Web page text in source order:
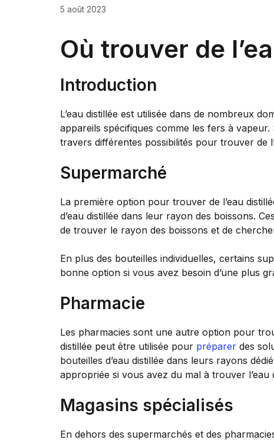
5 août 2023
Où trouver de
Introduction
L’eau distillée est utilisée dans de nombreux
appareils spécifiques comme les fers à
travers différentes possibilités pour trouver de
Supermarché
La première option pour trouver de l’eau
d’eau distillée dans leur rayon des boissons.
de trouver le rayon des boissons et de
En plus des bouteilles individuelles, certains
bonne option si vous avez besoin d’une plus
Pharmacie
Les pharmacies sont une autre option pour
distillée peut être utilisée pour préparer des
bouteilles d’eau distillée dans leurs rayons
appropriée si vous avez du mal à trouver l’eau
Magasins spécialisés
En dehors des supermarchés et des